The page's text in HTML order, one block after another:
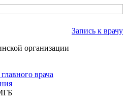
Запись к врачу
организации
врача